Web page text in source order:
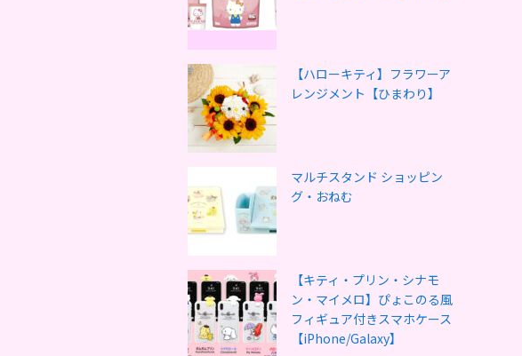
【ハローキティ】フラワーア
レンジメント【ひまわり】
マルチスタンド ショッピン
グ・おねむ
【キティ・プリン・シナモ
ン・マイメロ】ぴょこのる風
フィギュア付きスマホケース
【iPhone/Galaxy】